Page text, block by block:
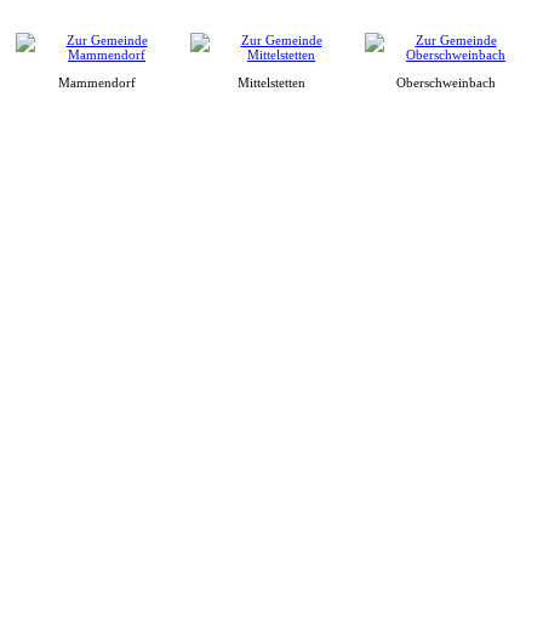
Mammendorf Mittelstetten Oberschweinbach